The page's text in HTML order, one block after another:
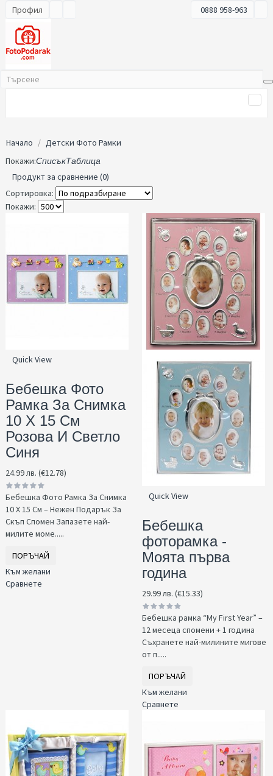
Профил 0888 958-963
Начало
Детски Фото Рамки
Покажи:СписъкТаблица
Продукт за сравнение (0)
Сортировка:
Покажи:
Quick View
Бебешка Фото
Рамка За Снимка
10 Х 15 См
Розова И Светло
Синя
24.99 лв. (€12.78)
Бебешка Фото Рамка За Снимка
10 Х 15 См – Нежен Подарък За
Скъп Спомен Запазете най-
милите моме.....
ПОРЪЧАЙ
Към желани
Сравнете
Quick View
Бебешка
фоторамка -
Моята първа
година
29.99 лв. (€15.33)
Бебешка рамка “My First Year” –
12 месеца спомени + 1 година
Съхранете най-милините мигове
от п.....
ПОРЪЧАЙ
Към желани
Сравнете